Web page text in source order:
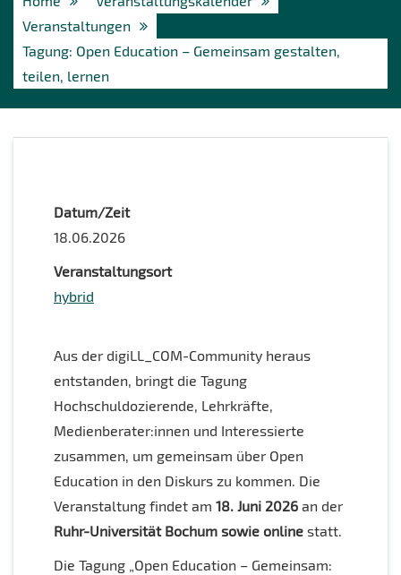
Veranstaltungen
Tagung: Open Education – Gemeinsam gestalten,
teilen, lernen
Datum/Zeit
18.06.2026
Veranstaltungsort
hybrid
Aus der digiLL_COM-Community heraus
entstanden, bringt die Tagung
Hochschuldozierende, Lehrkräfte,
Medienberater:innen und Interessierte
zusammen, um gemeinsam über Open
Education in den Diskurs zu kommen. Die
Veranstaltung findet am 18. Juni 2026 an der
Ruhr-Universität Bochum sowie online statt.
Die Tagung „Open Education – Gemeinsam: